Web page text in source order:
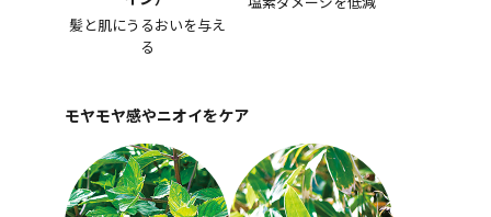
髪と肌にうるおいを与え
る
塩素ダメージを低減
モヤモヤ感やニオイをケア